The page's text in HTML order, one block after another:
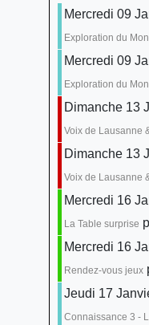
Mercredi 09
Exploration du
Mercredi 09
Exploration du
Dimanche 13
Voix de Lausanne
Dimanche 13
Voix de Lausanne
Mercredi 16
La Table surprise
Mercredi 16
Rendez-vous jeux
Jeudi 17
Connaissance 3 -